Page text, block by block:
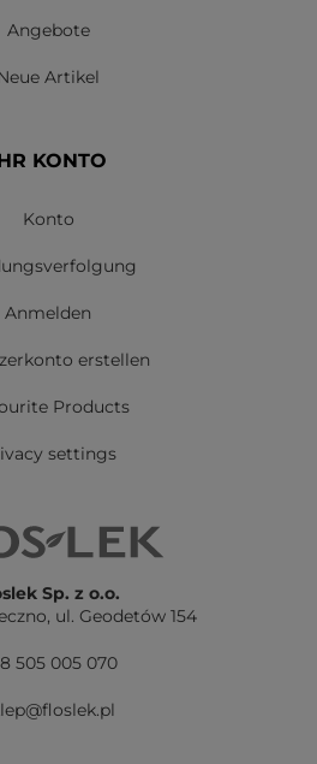
Angebote
Artikel
KONTO
Konto
Anmelden
erstellen
Products
settings
Sp. z o.o.
ul. Geodetów 154
505 005 070